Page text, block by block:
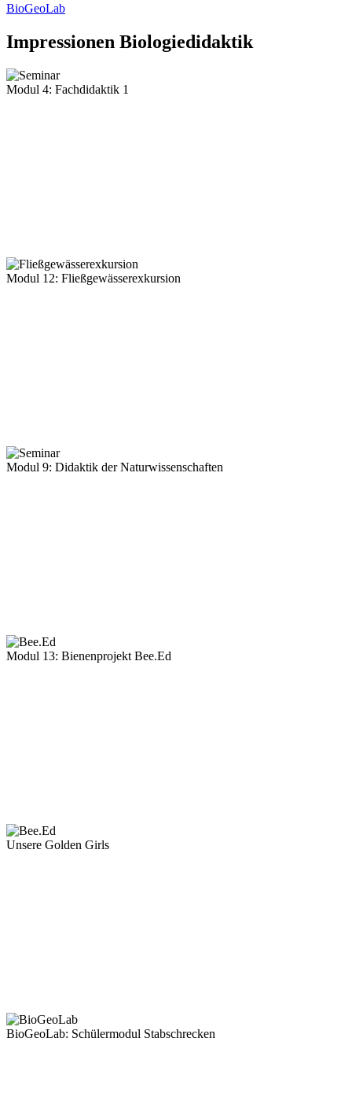
BioGeoLab
Impressionen Biologiedidaktik
Modul 4: Fachdidaktik 1
Modul 12: Fließgewässerexkursion
Modul 9: Didaktik der Naturwissenschaften
Modul 13: Bienenprojekt Bee.Ed
Unsere Golden Girls
BioGeoLab: Schülermodul Stabschrecken